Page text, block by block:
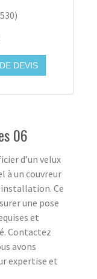
)
DEVIS
06
d’un velux
à un couvreur
installation. Ce
une pose
et
Contactez
avons
expertise et